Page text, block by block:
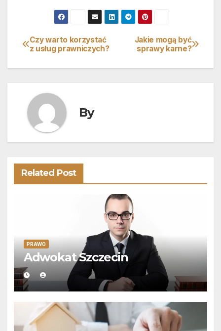
Nawigacja
wpisu
Jakie mogą być
sprawy karne?
Czy warto korzystać
z usług prawniczych?
By
Related Post
PRAWO
Adwokat Szczecin